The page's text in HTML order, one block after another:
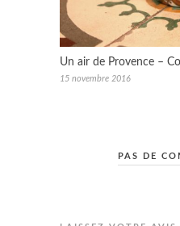
Un air de Provence –
15 novembre 2016
PAS DE